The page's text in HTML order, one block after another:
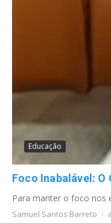
Educação
Foco Inabalável:
Para manter o foco nos
Samuel Santos Barreto